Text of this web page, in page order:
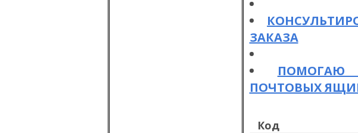
ЗАКАЗА
ПОМОГАЮ
ПОЧТОВЫХ
Код